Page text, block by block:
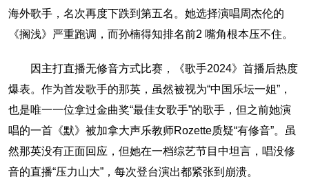
海外歌手，名次再度下跌到第五名。她选择演唱周杰伦的
《搁浅》严重跑调，而孙楠得知排名前2 嘴角根本压不住。
因主打直播无修音方式比赛，《歌手2024》首播后热度
爆表。作为首发歌手的那英，虽然被视为“中国乐坛一姐”，
也是唯一一位拿过金曲奖“最佳女歌手”的歌手，但之前她演
唱的一首《默》被加拿大声乐教师Rozette质疑“有修音”。虽
然那英没有正面回应，但她在一档综艺节目中坦言，唱没修
音的直播“压力山大”，每次登台演出都紧张到崩溃。